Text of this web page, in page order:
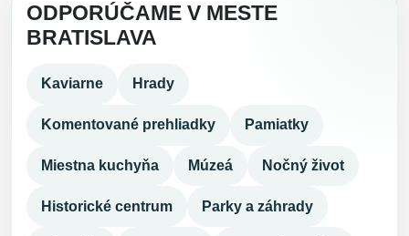
ODPORÚČAME V MESTE
BRATISLAVA
Kaviarne Hrady
Komentované prehliadky Pamiatky
Miestna kuchyňa Múzeá Nočný život
Historické centrum Parky a záhrady